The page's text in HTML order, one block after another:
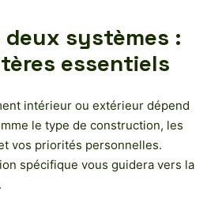
systèmes :
essentiels
intérieur ou extérieur dépend
le type de construction, les
vos priorités personnelles.
spécifique vous guidera vers la